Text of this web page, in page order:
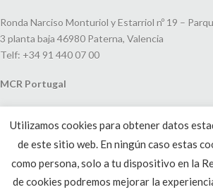
Ronda Narciso Monturiol y Estarriol nº 19 –
3 planta baja 46980 Paterna, Valencia
Telf: +34 91 440 07 00
MCR Portugal
João V, 24
1250-091 Lisboa, Portugal
Telf: +351 220 993 033
Utilizamos cookies para obtener datos
de este sitio web. En ningún caso estas
como persona, solo a tu dispositivo en la
de cookies podremos mejorar la